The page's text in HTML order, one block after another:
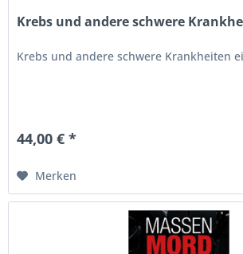
Krebs und andere schwere
Krebs und andere schwere Krankheiten
44,00 € *
Merken